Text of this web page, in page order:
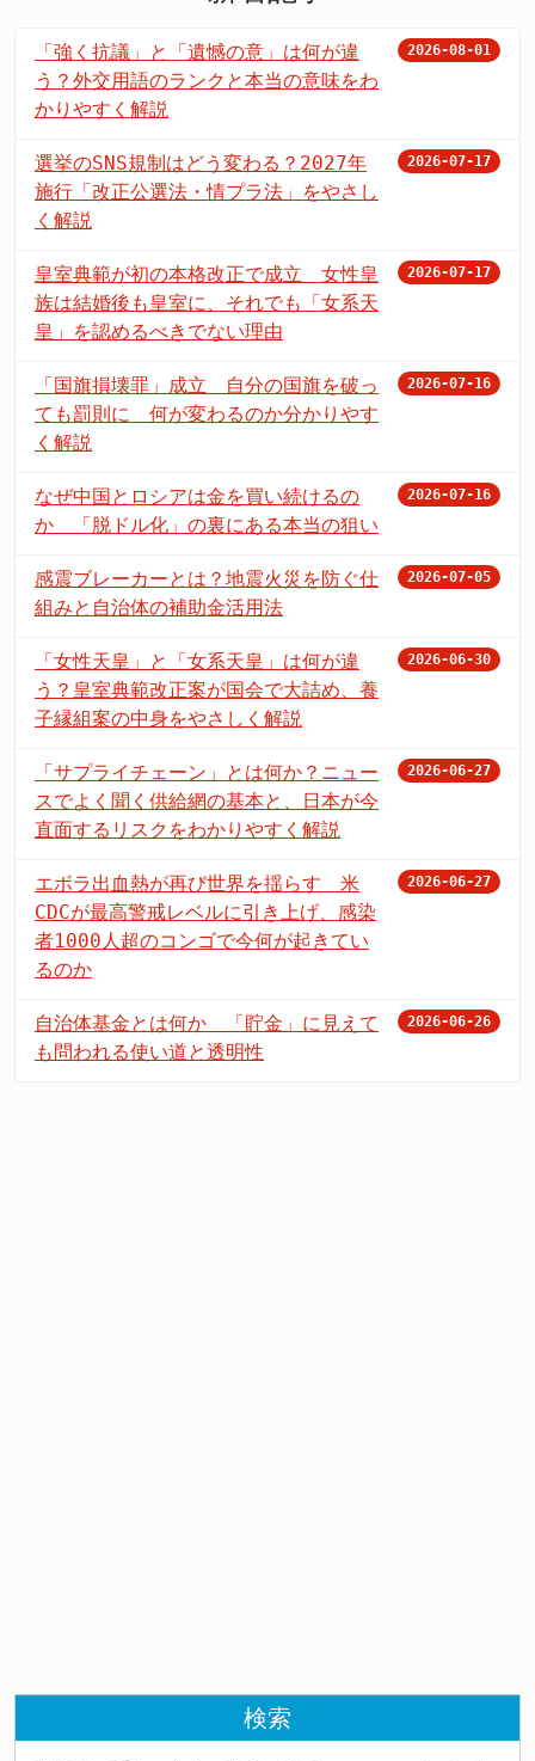
「強く抗議」と「遺憾の意」は何が違
う？外交用語のランクと本当の意味をわ
かりやすく解説
2026-08-01
選挙のSNS規制はどう変わる？2027年
施行「改正公選法・情プラ法」をやさし
く解説
2026-07-17
皇室典範が初の本格改正で成立 女性皇
族は結婚後も皇室に、それでも「女系天
皇」を認めるべきでない理由
2026-07-17
「国旗損壊罪」成立 自分の国旗を破っ
ても罰則に 何が変わるのか分かりやす
く解説
2026-07-16
なぜ中国とロシアは金を買い続けるの
か 「脱ドル化」の裏にある本当の狙い
2026-07-16
感震ブレーカーとは？地震火災を防ぐ仕
組みと自治体の補助金活用法
2026-07-05
「女性天皇」と「女系天皇」は何が違
う？皇室典範改正案が国会で大詰め、養
子縁組案の中身をやさしく解説
2026-06-30
「サプライチェーン」とは何か？ニュー
スでよく聞く供給網の基本と、日本が今
直面するリスクをわかりやすく解説
2026-06-27
エボラ出血熱が再び世界を揺らす 米
CDCが最高警戒レベルに引き上げ、感染
者1000人超のコンゴで今何が起きてい
るのか
2026-06-27
自治体基金とは何か 「貯金」に見えて
も問われる使い道と透明性
2026-06-26
検索